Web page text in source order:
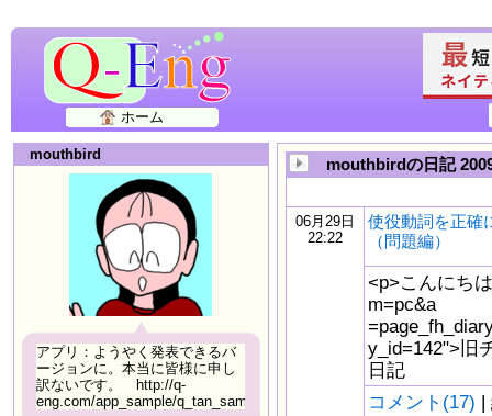
ホーム
mouthbird
アプリ：ようやく発表できるバ
ージョンに。本当に皆様に申し
訳ないです。 http://q-
eng.com/app_sample/q_tan_sample06.html
mouthbirdの日記
06月29日
22:22
使役動詞を正確
（問題編）
<p>こんにち
m=pc&a
y_id=142">旧
日記
コメント(17) |